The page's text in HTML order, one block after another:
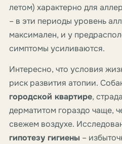
летом) характерно для
– в эти периоды уровень
максимален, и у
симптомы усиливаются.
Интересно, что условия
риск развития атопии.
городской квартире,
дерматитом гораздо чаще,
свежем воздухе.
гипотезу гигиены –